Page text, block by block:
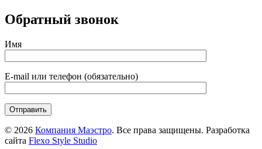
Обратный звонок
Имя
E-mail или телефон (обязательно)
© 2026 Компания Маэстро. Все права защищены. Разработка
сайта Flexo Style Studio